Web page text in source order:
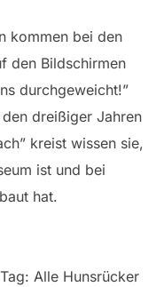
kommen bei den
den Bildschirmen
durchgeweicht!”
dreißiger Jahren
kreist wissen sie,
ist und bei
hat.
Alle Hunsrücker